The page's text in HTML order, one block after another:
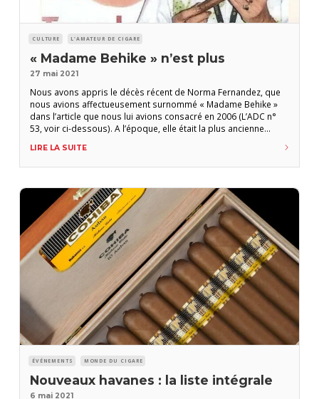
CULTURE L'AMATEUR DE CIGARE
« Madame Behike » n’est plus
27 mai 2021
Nous avons appris le décès récent de Norma Fernandez, que
nous avions affectueusement surnommé « Madame Behike »
dans l’article que nous lui avions consacré en 2006 (L’ADC n°
53, voir ci-dessous). A l’époque, elle était la plus ancienne
à ce titre notamment, c’est elle qui avait roulé les tous premiers
Behike, qui
LIRE LA SUITE
ÉVÉNEMENTS MONDE DU CIGARE
Nouveaux havanes : la liste intégrale
6 mai 2021